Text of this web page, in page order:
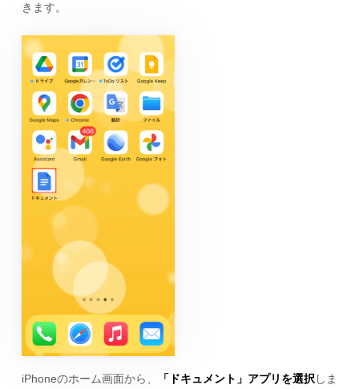
きます。
iPhoneのホーム画面から、 「ドキュメント」アプリを選択 しま